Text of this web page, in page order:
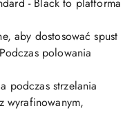
aby dostosować spust
polowania
podczas strzelania
wyrafinowanym,